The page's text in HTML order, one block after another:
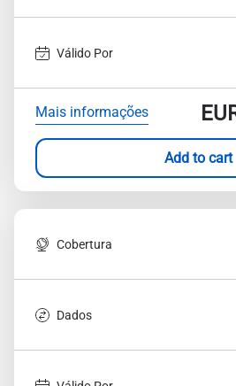
Válido Por
Mais informações
Add to cart
Cobertura
Dados